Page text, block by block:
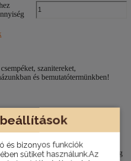
és bizonyos funkciók
sütiket használunk.Az
szanitereket,
és bemutatótermünkben!
szaktanácsadóink segítségét!
telephelyünkön van lehetőség